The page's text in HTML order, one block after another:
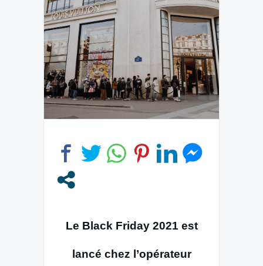
Le Black Friday 2021 est
lancé chez l’opérateur